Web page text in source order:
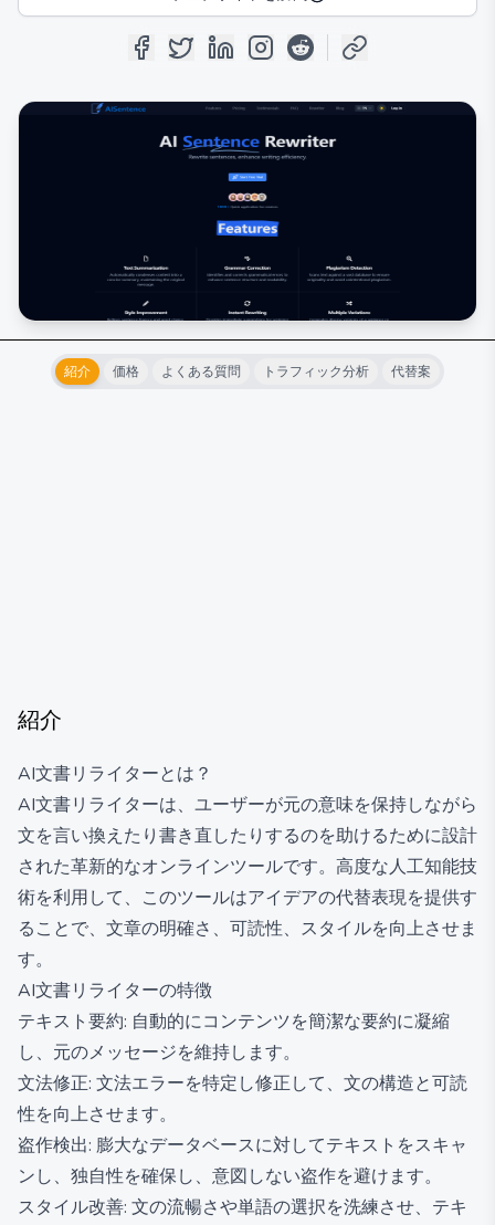
紹介 価格 よくある質問 トラフィック分析 代替案
紹介
AI文書リライターとは？
AI文書リライターは、ユーザーが元の意味を保持しながら
文を言い換えたり書き直したりするのを助けるために設計
された革新的なオンラインツールです。高度な人工知能技
術を利用して、このツールはアイデアの代替表現を提供す
ることで、文章の明確さ、可読性、スタイルを向上させま
す。
AI文書リライターの特徴
テキスト要約: 自動的にコンテンツを簡潔な要約に凝縮
し、元のメッセージを維持します。
文法修正: 文法エラーを特定し修正して、文の構造と可読
性を向上させます。
盗作検出: 膨大なデータベースに対してテキストをスキャ
ンし、独自性を確保し、意図しない盗作を避けます。
スタイル改善: 文の流暢さや単語の選択を洗練させ、テキ